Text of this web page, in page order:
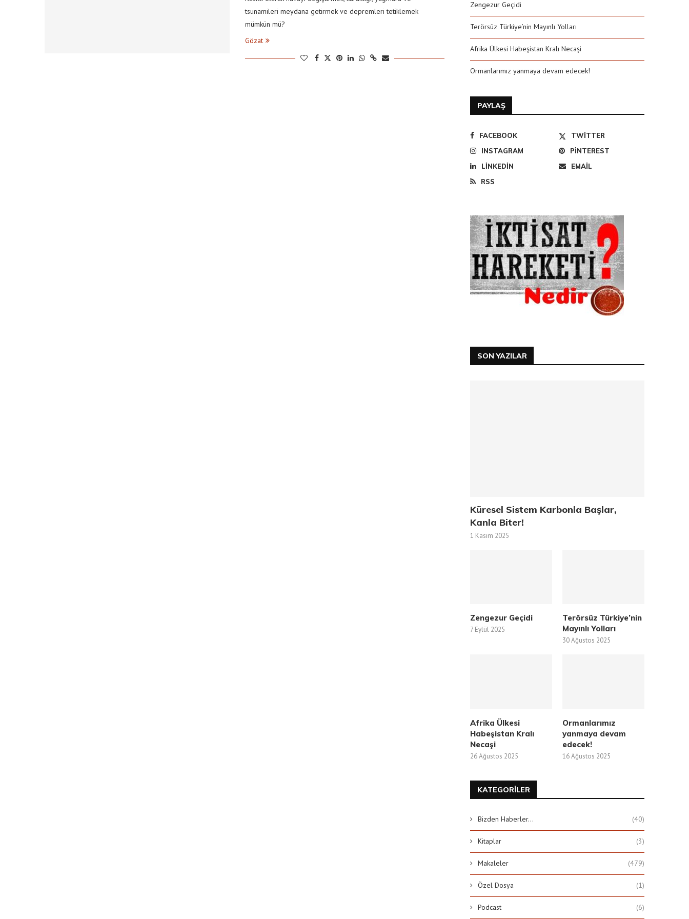
tsunamileri meydana getirmek ve depremleri tetiklemek
mümkün mü?
Gözat
Zengezur Geçidi
Terörsüz Türkiye’nin Mayınlı Yolları
Afrika Ülkesi Habeşistan Kralı Necaşi
Ormanlarımız yanmaya devam edecek!
PAYLAŞ
FACEBOOK
TWITTER
INSTAGRAM
PINTEREST
LINKEDIN
EMAIL
RSS
SON YAZILAR
Küresel Sistem Karbonla Başlar,
Kanla Biter!
1 Kasım 2025
Zengezur Geçidi
7 Eylül 2025
Terörsüz Türkiye’nin
Mayınlı Yolları
30 Ağustos 2025
Afrika Ülkesi
Habeşistan Kralı
Necaşi
26 Ağustos 2025
Ormanlarımız
yanmaya devam
edecek!
16 Ağustos 2025
KATEGORILER
Bizden Haberler… (40)
Kitaplar (3)
Makaleler (479)
Özel Dosya (1)
Podcast (6)